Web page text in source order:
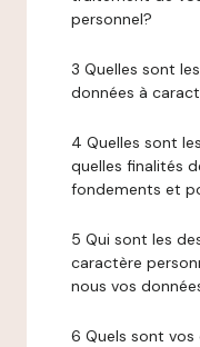
personnel?
3 Quelles sont
données à
4 Quelles sont
quelles finalités
fondements et
5 Qui sont les
caractère
nous vos
6 Quels sont